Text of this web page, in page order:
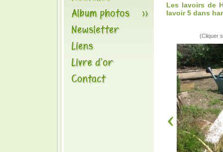
Les lavoirs de
lavoir 5 dans
(Cliquer